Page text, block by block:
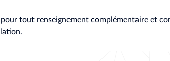
tout renseignement complémentaire et